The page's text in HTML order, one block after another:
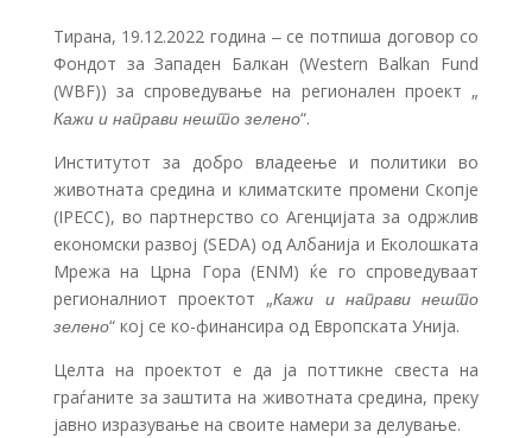
Тирана, 19.12.2022 година ‒ се потпиша договор со
Фондот за Западен Балкан (Western Balkan Fund
(WBF)) за спроведување на регионален проект „
Кажи и направи нешто зелено“.
Институтот за добро владеење и политики во
животната срединa и климатските промени Скопје
(IPECC), во партнерство со Агенцијата за одржлив
економски развој (SEDA) од Албанија и Еколошката
Мрежа на Црна Гора (ENM) ќе го спроведуваат
регионалниот проектот „Кажи и направи нешто
зелено“ кој се ко-финансира од Европската Унија.
Целта на проектот е да ја поттикне свеста на
граѓаните за заштита на животната средина, преку
јавно изразување на своите намери за делување.